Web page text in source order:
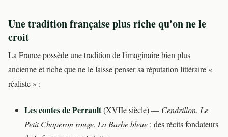
Une tradition française plus riche qu'on ne le
croit
La France possède une tradition de l'imaginaire bien plus
ancienne et riche que ne le laisse penser sa réputation littéraire «
réaliste » :
Les contes de Perrault(XVIIe siècle) — Cendrillon, Le
Petit Chaperon rouge, La Barbe bleue : des récits fondateurs